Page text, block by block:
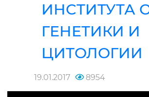
ИНСТИТУТА
ГЕНЕТИКИ И
ЦИТОЛОГИИ
19.01.2017 8954